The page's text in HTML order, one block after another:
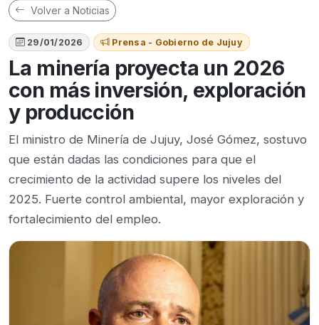
Volver a Noticias
29/01/2026 Prensa - Gobierno de Jujuy
La minería proyecta un 2026
con más inversión, exploración
y producción
El ministro de Minería de Jujuy, José Gómez, sostuvo
que están dadas las condiciones para que el
crecimiento de la actividad supere los niveles del
2025. Fuerte control ambiental, mayor exploración y
fortalecimiento del empleo.